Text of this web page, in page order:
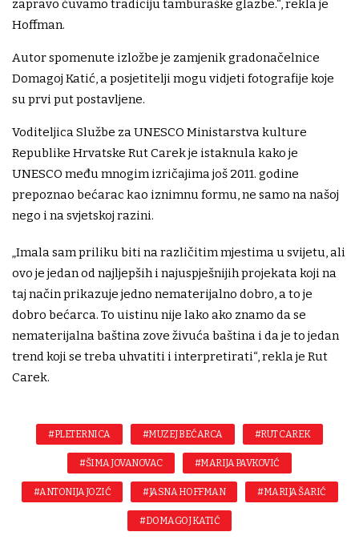
zapravo čuvamo tradiciju tamburaške glazbe.“, rekla je
Hoffman.
Autor spomenute izložbe je zamjenik gradonačelnice
Domagoj Katić, a posjetitelji mogu vidjeti fotografije koje
su prvi put postavljene.
Voditeljica Službe za UNESCO Ministarstva kulture
Republike Hrvatske Rut Carek je istaknula kako je
UNESCO među mnogim izričajima još 2011. godine
prepoznao bećarac kao iznimnu formu, ne samo na našoj
nego i na svjetskoj razini.
„Imala sam priliku biti na različitim mjestima u svijetu, ali
ovo je jedan od najljepših i najuspješnijih projekata koji na
taj način prikazuje jedno nematerijalno dobro, a to je
dobro bećarca. To uistinu nije lako ako znamo da se
nematerijalna baština zove živuća baština i da je to jedan
trend koji se treba uhvatiti i interpretirati“, rekla je Rut
Carek.
#PLETERNICA #MUZEJ BEĆARCA #RUT CAREK
#ŠIMA JOVANOVAC #MARIJA PAVKOVIĆ
#ANTONIJA JOZIĆ #JASNA HOFFMAN #MARIJA ŠARIĆ
#DOMAGOJ KATIĆ